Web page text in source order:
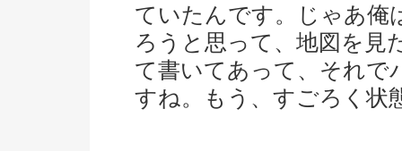
ていたんです。じゃあ俺
ろうと思って、地図を見
て書いてあって、それで
すね。もう、すごろく状